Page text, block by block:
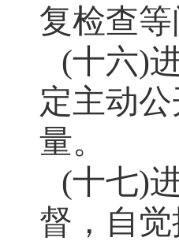
复检查
(十六)
定主动
量。
(十七)
督，自